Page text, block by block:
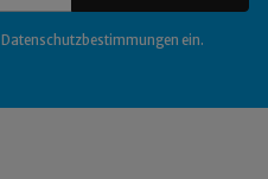
Datenschutzbestimmungen ein.